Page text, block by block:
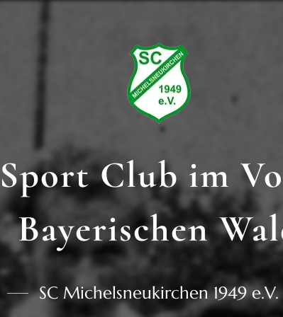
Club im
Bayerischen
SC Michelsneukirchen 1949 e.V.